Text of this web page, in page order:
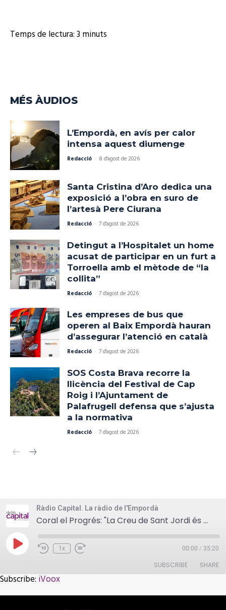
Temps de lectura:3 minuts
MÉS ÀUDIOS
L’Empordà, en avís per calor
intensa aquest diumenge
Redacció - 8 d'agost de 2026
Santa Cristina d’Aro dedica una
exposició a l’obra en suro de
l’artesà Pere Ciurana
Redacció - 7 d'agost de 2026
Detingut a l’Hospitalet un home
acusat de participar en un furt a
Torroella amb el mètode de “la
collita”
Redacció - 7 d'agost de 2026
Les empreses de bus que
operen al Baix Empordà hauran
d’assegurar l’atenció en català
Redacció - 7 d'agost de 2026
SOS Costa Brava recorre la
llicència del Festival de Cap
Roig i l’Ajuntament de
Palafrugell defensa que s’ajusta
a la normativa
Redacció - 7 d'agost de 2026
Ràdio Capital. La ràdio de l'Empordà
Coral el Progrés: "La Creu de Sant Jordi és un reconeixement per la Coral el Progrés, però també ho és per la gent de Palamós"
Play
Episode
1x 00:00 / 35:20
SUBSCRIBE SHARE
iVoox
SHARE
Subscribe: iVoox